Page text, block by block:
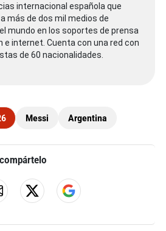
internacional española que
más de dos mil medios de
mundo en los soportes de prensa
e internet. Cuenta con una red con
de 60 nacionalidades.
Messi Argentina